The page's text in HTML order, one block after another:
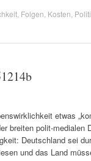
Folgen Kosten
etwas
breiten polit-medialen
Deutschland sei
und das Land